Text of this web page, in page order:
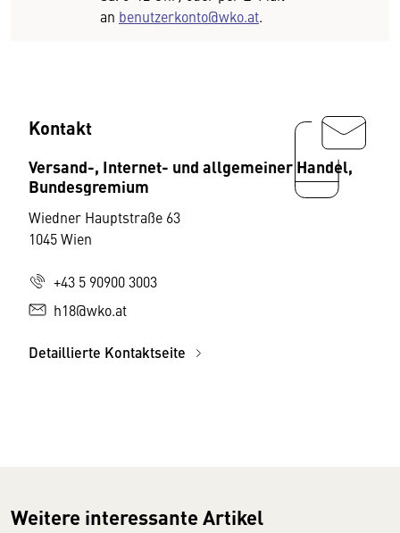
an benutzerkonto@wko.at.
Kontakt
Versand-, Internet- und allgemeiner Handel,
Bundesgremium
Wiedner Hauptstraße 63
1045 Wien
+43 5 90900 3003
h18@wko.at
Detaillierte Kontaktseite
Weitere interessante Artikel